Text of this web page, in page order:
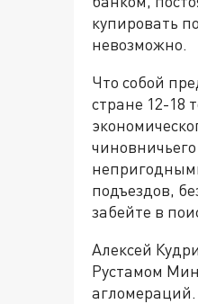
купировать
невозможно.
Что собой
стране 12-18
подъездов,
забейте в
Алексей
Рустамом
агломераций.